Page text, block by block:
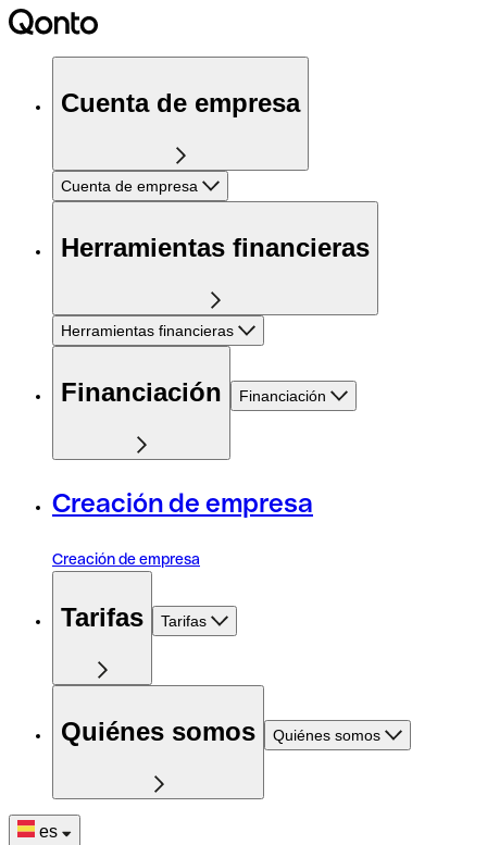
Cuenta de empresa
Cuenta de empresa
Herramientas financieras
Herramientas financieras
Financiación Financiación
Creación de empresa
Creación de empresa
Tarifas Tarifas
Quiénes somos Quiénes somos
es